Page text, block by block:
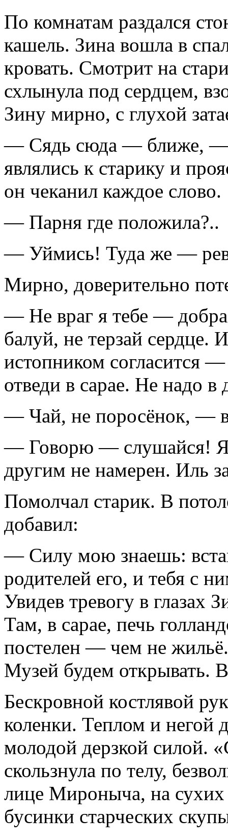
По комнатам раздался
кашель. Зина вошла в
кровать. Смотрит на
схлынула под сердцем,
Зину мирно, с глухой
— Сядь сюда — ближе, —
являлись к старику и
он чеканил каждое слово.
— Парня где положила?..
— Уймись! Туда же —
Мирно, доверительно
— Не враг я тебе —
балуй, не терзай сердце.
истопником согласится
отведи в сарае. Не надо
— Чай, не поросёнок, —
— Говорю — слушайся! Я
другим не намерен. Иль
Помолчал старик. В
добавил:
— Силу мою знаешь:
родителей его, и тебя
Увидев тревогу в глазах
Там, в сарае, печь
постелен — чем не
Музей будем открывать.
Бескровной костлявой
коленки. Теплом и негой
молодой дерзкой силой.
скользнула по телу,
лице Мироныча, на сухих
бусинки старческих